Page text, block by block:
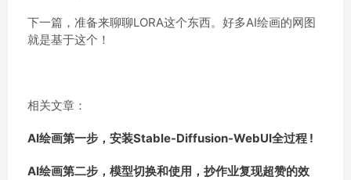
下一篇，准备来聊聊LORA这个东西。好多AI绘画的网图
就是基于这个！
相关文章：
AI绘画第一步，安装Stable-Diffusion-WebUI全过程 !
AI绘画第二步，模型切换和使用，抄作业复现超赞的效